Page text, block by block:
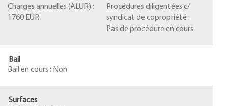
Charges annuelles (ALUR) :
1760 EUR
Procédures diligentées c/
syndicat de copropriété :
Pas de procédure en cours
Bail
Bail en cours : Non
Surfaces